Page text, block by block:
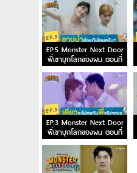
EP.5 Monster Next Door
พี่เขาบุกโลกของผม ตอนที่
5
EP.3 Monster Next Door
พี่เขาบุกโลกของผม ตอนที่
3